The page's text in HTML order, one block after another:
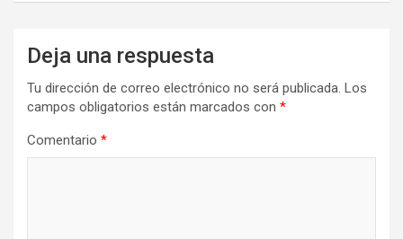
Deja una respuesta
Tu dirección de correo electrónico no será publicada. Los
campos obligatorios están marcados con *
Comentario *